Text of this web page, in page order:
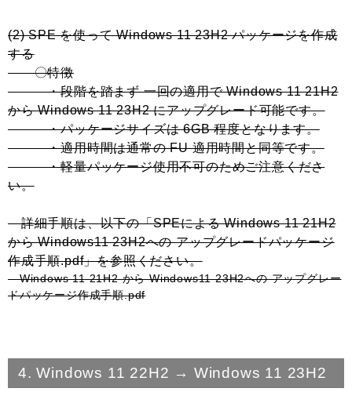
(2) SPE を使って Windows 11 23H2 パッケージを作成
する
〇特徴
・段階を踏まず 一回の適用で Windows 11 21H2
から Windows 11 23H2 にアップグレード可能です。
・パッケージサイズは 6GB 程度となります。
・適用時間は通常の FU 適用時間と同等です。
・軽量パッケージ使用不可のためご注意くださ
い。
詳細手順は、以下の「SPEによる Windows 11 21H2
から Windows11 23H2への アップグレードパッケージ
作成手順.pdf」を参照ください。
Windows 11 21H2 から Windows11 23H2への アップグレー
ドパッケージ作成手順.pdf
4. Windows 11 22H2 → Windows 11 23H2